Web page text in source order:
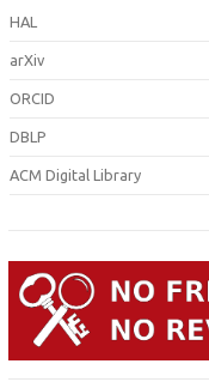
HAL
arXiv
ORCID
DBLP
ACM Digital Library